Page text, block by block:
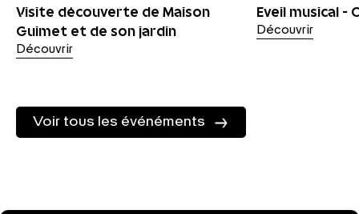
Visite découverte de Maison
Guimet et de son jardin
Découvrir
Eveil musical -
Découvrir
Voir tous les événéments